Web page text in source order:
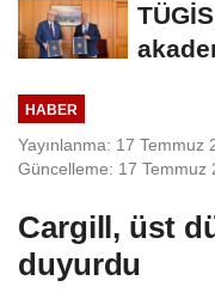
HABER
Yayınlanma: 17 Temmuz
Güncelleme: 17 Temmuz
Cargill, üst
duyurdu